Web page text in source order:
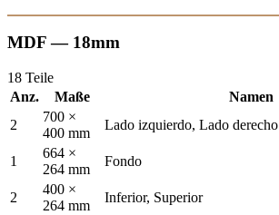
MDF — 18mm
18 Teile
Anz.
Maße
Namen
2
700 ×
400 mm
Lado izquierdo, Lado derecho
1
664 ×
264 mm
Fondo
2
400 ×
264 mm
Inferior, Superior